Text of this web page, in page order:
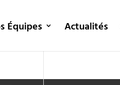
Équipes Actualités